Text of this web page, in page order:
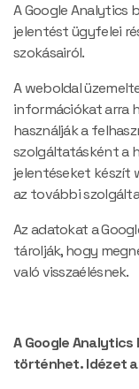
​A Google Analytics
jelentést ügyfelei
szokásairól.
A weboldal
információkat arra
használják a
szolgáltatásként a
jelentéseket készít
az további
Az adatokat a
tárolják, hogy
való visszaélésnek.
A Google
történhet. Idézet